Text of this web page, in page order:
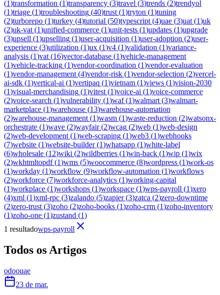
(1)transformation (1)transparency (3)travel (3)trends (2)trendyol
(1)triage (1)troubleshooting (40)trust (1)tryton (1)tuning
(2)turborepo (1)turkey (4)tutorial (50)typescript (4)uae (3)uat (1)uk
(2)uk-vat (1)unified-commerce (1)unit-tests (1)updates (1)upgrade
(3)upsell (1)upselling (1)user-acquisition (1)user-adoption (2)user-
experience (3)utilization (1)ux (1)v4 (1)validation (1)variance-
analysis (1)vat (16)vector-database (1)vehicle-management
(1)vehicle-tracking (1)vendor-coordination (1)vendor-evaluation
(1)vendor-management (4)vendor-risk (1)vendor-selection (2)vercel-
ai-sdk (1)vertical-ai (1)vertipaq (1)vietnam (1)views (1)vision-2030
(1)visual-merchandising (1)vitest (1)voice-ai (1)voice-commerce
(2)voice-search (1)vulnerability (1)waf(1)walmart (3)walmart-
marketplace (1)warehouse (13)warehouse-automation
(2)warehouse-management (1)wasm (1)waste-reduction (2)watsonx-
orchestrate (1)wave (2)wayfair(2)wcag (2)web (1)web-design
(2)web-development (1)web-scraping (1)web3 (1)webhooks
(7)website (1)website-builder(1)whatsapp (1)white-label
(6)wholesale (12)wiki (2)wildberries (1)win-back (1)wip (1)wix
(2)wkhtmltopdf(1)wms (5)woocommerce (8)wordpress (1)work-os
(1)workday (1)workflow (9)workflow-automation (1)workflows
(2)workforce (7)workforce-analytics (1)working-capital
(1)workplace (1)workshops (1)workspace (1)wps-payroll (1)xero
(4)xml (1)xml-rpc (3)zalando (5)zapier(3)zatca (2)zero-downtime
(2)zero-trust (3)zoho (2)zoho-books (1)zoho-crm (1)zoho-inventory
(1)zoho-one (1)zustand (1)
1 resultadowps-payroll
Todos os Artigos
odoouae
23 de mar.